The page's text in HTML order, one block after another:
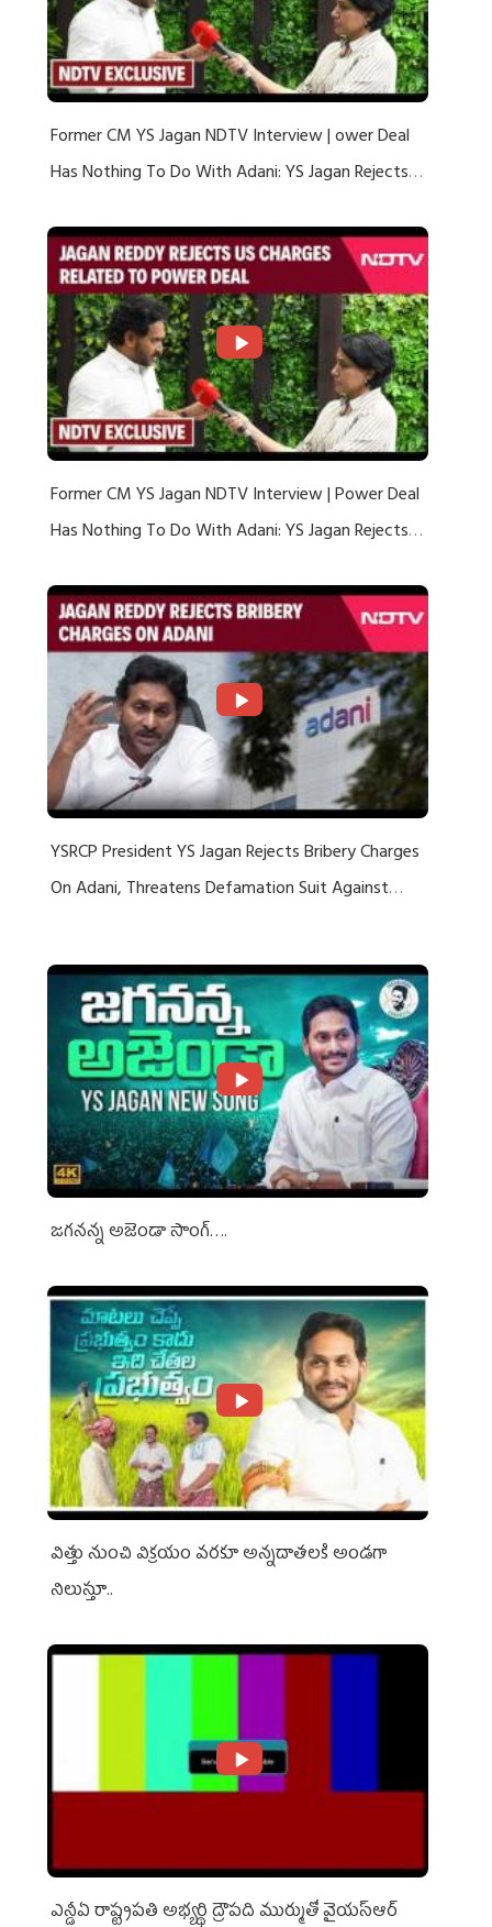
Former CM YS Jagan NDTV Interview | ower Deal
Has Nothing To Do With Adani: YS Jagan Rejects
Former CM YS Jagan NDTV Interview | Power Deal
Has Nothing To Do With Adani: YS Jagan Rejects
YSRCP President YS Jagan Rejects Bribery Charges
On Adani, Threatens Defamation Suit Against
జగనన్న అజెండా సాంగ్….
విత్తు నుంచి విక్రయం వరకూ అన్నదాతలకి అండగా
నిలుస్తూ..
ఎన్డీఏ రాష్ట్ర‌ప‌తి అభ్య‌ర్థి ద్రౌప‌ది ముర్ముతో వైయ‌స్ఆర్